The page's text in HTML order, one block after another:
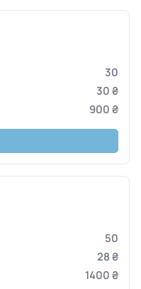
30
30 ₴
900 ₴
50
28 ₴
1400 ₴